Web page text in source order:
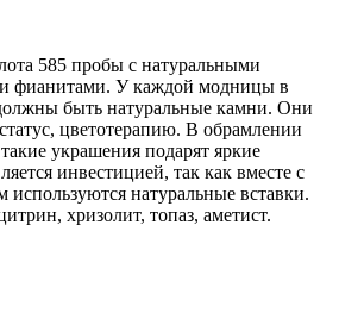
585 пробы с натуральными
фианитами. У каждой модницы в
быть натуральные камни. Они
цветотерапию. В обрамлении
украшения подарят яркие
инвестицией, так как вместе с
натуральные вставки.
хризолит, топаз, аметист.